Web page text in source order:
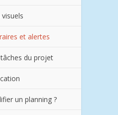
et alertes
du projet
un planning ?